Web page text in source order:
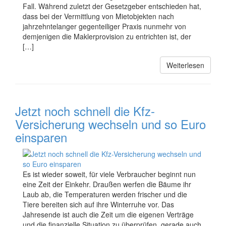
Fall. Während zuletzt der Gesetzgeber entschieden hat,
dass bei der Vermittlung von Mietobjekten nach
jahrzehntelanger gegenteiliger Praxis nunmehr von
demjenigen die Maklerprovision zu entrichten ist, der
[…]
Weiterlesen
Jetzt noch schnell die Kfz-
Versicherung wechseln und so Euro
einsparen
Es ist wieder soweit, für viele Verbraucher beginnt nun
eine Zeit der Einkehr. Draußen werfen die Bäume ihr
Laub ab, die Temperaturen werden frischer und die
Tiere bereiten sich auf ihre Winterruhe vor. Das
Jahresende ist auch die Zeit um die eigenen Verträge